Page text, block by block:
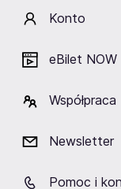
Konto
eBilet NOW
Współpraca
Newsletter
Pomoc i
KSW
. Qbear jest
stylu walki i
wywrzeć na
ekspresowego
nokautów (TKO).